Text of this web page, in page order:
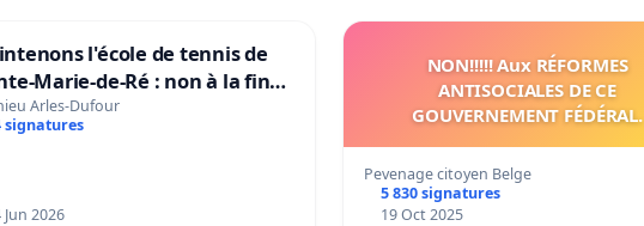
l'école de tennis de
Marie-de-Ré : non à la fin
!
Arles-Dufour
signatures
Jun 2026
NON!!!!! Aux RÉFORMES
ANTISOCIALES DE CE
GOUVERNEMENT FÉDÉRAL.
Pevenage citoyen Belge
5 830 signatures
19 Oct 2025